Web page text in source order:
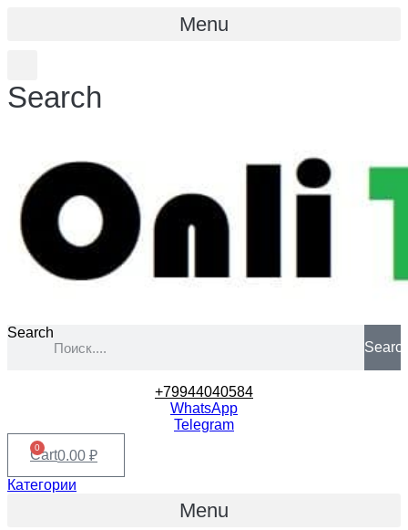
Menu
Search
Search
+79944040584
WhatsApp
Telegram
0.00 ₽
0
Cart
Категории
Menu